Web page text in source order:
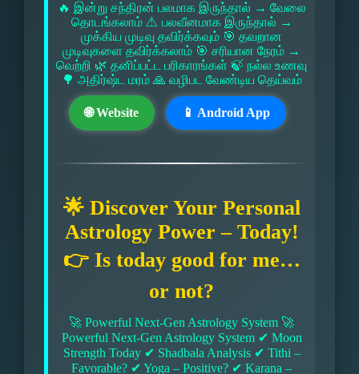
🔥 இன்று சந்திரன் பலமாக இருந்தால் → வேலை
தொடங்கலாம் ⚠ பலவீனமாக இருந்தால் →
முக்கிய முடிவு தவிர்க்கவும் 🎯 தவறான
முடிவுகளை தவிர்க்கலாம் 🎯 சரியான நேரம் →
வெற்றி 🌿 தனிப்பட்ட பரிகாரங்கள் 🍃 நல்ல உணவு
🌳 அதிர்ஷ்ட மரம் 🙏 வழிபட வேண்டிய தெய்வம்
🌐 Website 📱 Android App
🌟 Discover Your Personal
Astrology Power – Today!
👉 Is today good for me…
or not?
🚀 Powerful Next-Gen Astrology System 🚀
Powerful Next-Gen Astrology System ✔ Moon
Strength Today ✔ Shadbala Analysis ✔ Tithi –
Favorable? ✔ Yoga – Positive? ✔ Karana –